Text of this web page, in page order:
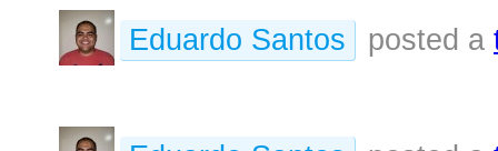
Eduardo Santos posted a